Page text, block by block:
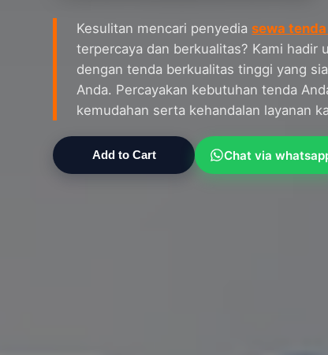
Kesulitan mencari penyediasewa
terpercaya dan berkualitas? Kami hadir
dengan tenda berkualitas tinggi yang
Anda. Percayakan kebutuhan tenda
kemudahan serta kehandalan layanan
Add to Cart Chat via